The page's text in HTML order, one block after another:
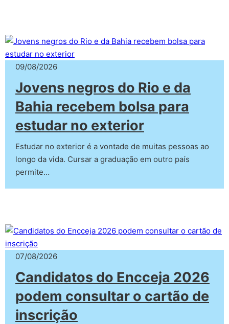
09/08/2026
Jovens negros do Rio e da
Bahia recebem bolsa para
estudar no exterior
Estudar no exterior é a vontade de muitas pessoas ao
longo da vida. Cursar a graduação em outro país
permite…
07/08/2026
Candidatos do Encceja 2026
podem consultar o cartão de
inscrição